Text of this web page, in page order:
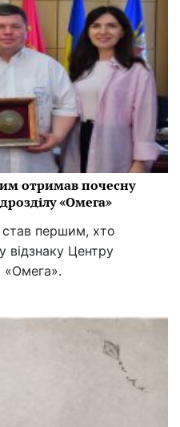
отримав почесну
«Омега»
першим, хто
відзнаку Центру
«Омега».